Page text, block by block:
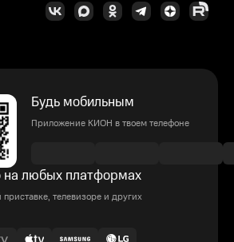
Будь мобильным
Приложение КИОН в твоем телефоне
на любых платформах
телевизоре и других